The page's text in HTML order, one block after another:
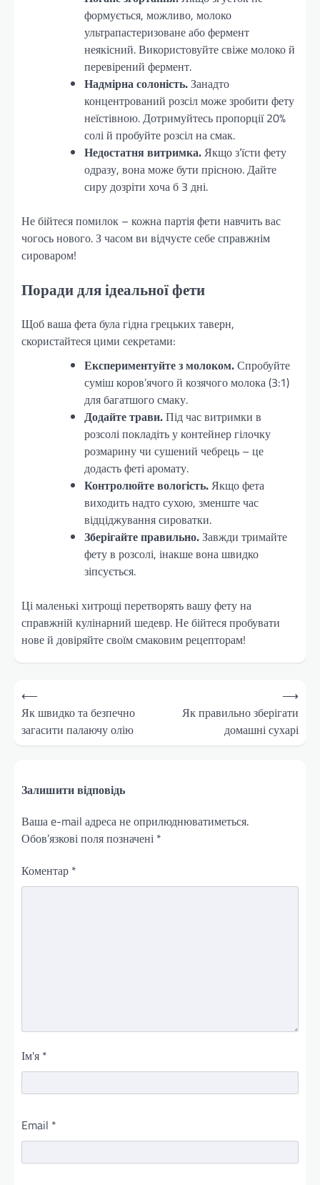
формується, можливо, молоко
ультрапастеризоване або фермент
неякісний. Використовуйте свіже молоко й
перевірений фермент.
Надмірна солоність.Занадто
концентрований розсіл може зробити фету
неїстівною. Дотримуйтесь пропорції 20%
солі й пробуйте розсіл на смак.
Недостатня витримка.Якщо з’їсти фету
одразу, вона може бути прісною. Дайте
сиру дозріти хоча б 3 дні.
Не бійтеся помилок – кожна партія фети навчить вас
чогось нового. З часом ви відчуєте себе справжнім
сироваром!
Поради для ідеальної фети
Щоб ваша фета була гідна грецьких таверн,
скористайтеся цими секретами:
Експериментуйте з молоком.Спробуйте
суміш коров’ячого й козячого молока (3:1)
для багатшого смаку.
Додайте трави.Під час витримки в
розсолі покладіть у контейнер гілочку
розмарину чи сушений чебрець – це
додасть феті аромату.
Контролюйте вологість.Якщо фета
виходить надто сухою, зменште час
відціджування сироватки.
Зберігайте правильно.Завжди тримайте
фету в розсолі, інакше вона швидко
зіпсується.
Ці маленькі хитрощі перетворять вашу фету на
справжній кулінарний шедевр. Не бійтеся пробувати
нове й довіряйте своїм смаковим рецепторам!
Навігація
записів
⟵
Як швидко та безпечно
загасити палаючу олію
Як правильно зберігати
домашні сухарі
⟶
Залишити відповідь
Ваша e-mail адреса не оприлюднюватиметься.
Обов’язкові поля позначені *
Коментар *
Ім'я *
Email *